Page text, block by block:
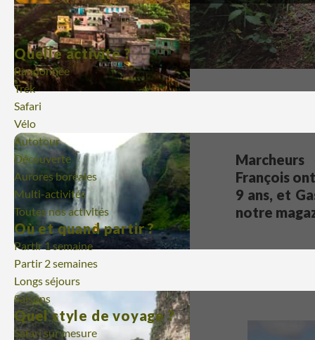
Quelle activité ?
Randonnée
Trek
Safari
Vélo
Autotour
Découverte
Aurores boréales
Multi-activités
Toutes nos activités
Où et quand partir ?
Partir 1 semaine
Partir 2 semaines
Longs séjours
Saisons
Quel style de voyage ?
Safari sur mesure
François
9 ans, et
notre